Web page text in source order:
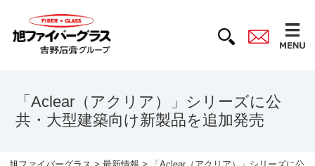
「Aclear（アクリア）」シリーズに公
共・大型建築向け新製品を追加発売